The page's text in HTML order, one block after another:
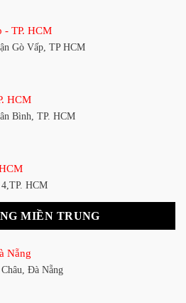
- TP. HCM
Gò Vấp, TP HCM
HCM
Bình, TP. HCM
HCM
11, TP. HCM
MIỀN TRUNG
Nẵng
Đà Nẵng